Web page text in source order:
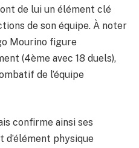
de lui un élément clé
de son équipe. À noter
Mourino figure
(4ème avec 18 duels),
de l’équipe
confirme ainsi ses
physique